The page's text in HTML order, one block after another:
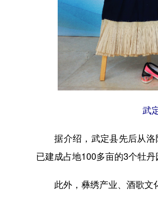
武
据介绍，武定县先后从洛
已建成占地100多亩的3个牡丹
此外，彝绣产业、酒歌文化